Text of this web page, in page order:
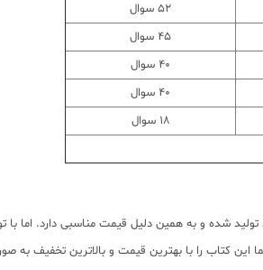
52 سوال
45 سوال
40 سوال
40 سوال
18 سوال
شده و به همین دلیل قیمت مناسبی دارد. اما با
را با بهترین قیمت و بالاترین تخفیف به